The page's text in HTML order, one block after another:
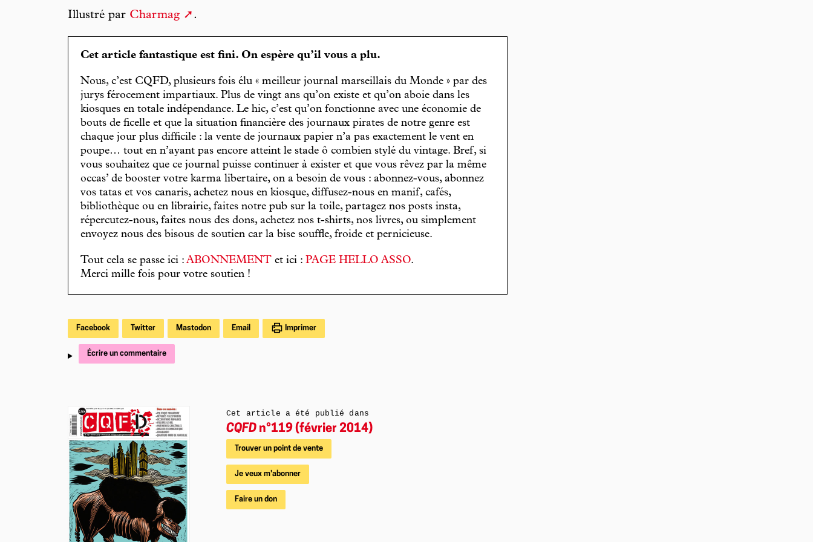
Illustré par Charmag .
Cet article fantastique est fini. On espère qu’il vous a plu.
Nous, c’est CQFD, plusieurs fois élu « meilleur journal marseillais du Monde » par des
jurys férocement impartiaux. Plus de vingt ans qu’on existe et qu’on aboie dans les
kiosques en totale indépendance. Le hic, c’est qu’on fonctionne avec une économie de
bouts de ficelle et que la situation financière des journaux pirates de notre genre est
chaque jour plus difficile : la vente de journaux papier n’a pas exactement le vent en
poupe… tout en n’ayant pas encore atteint le stade ô combien stylé du vintage. Bref, si
vous souhaitez que ce journal puisse continuer à exister et que vous rêvez par la même
occas’ de booster votre karma libertaire, on a besoin de vous : abonnez-vous, abonnez
vos tatas et vos canaris, achetez nous en kiosque, diffusez-nous en manif, cafés,
bibliothèque ou en librairie, faites notre pub sur la toile, partagez nos posts insta,
répercutez-nous, faites nous des dons, achetez nos t-shirts, nos livres, ou simplement
envoyez nous des bisous de soutien car la bise souffle, froide et pernicieuse.
Tout cela se passe ici : ABONNEMENT et ici : PAGE HELLO ASSO.
Merci mille fois pour votre soutien !
Facebook Twitter Mastodon Email Imprimer
Écrire un commentaire
Cet article a été publié dans
CQFD n°119 (février 2014)
Trouver un point de vente
Je veux m'abonner
Faire un don